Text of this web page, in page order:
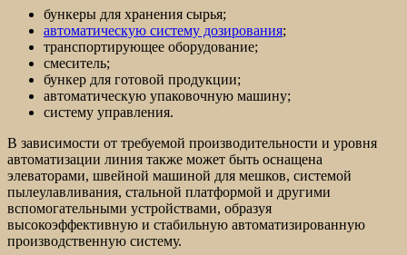
бункеры для хранения сырья;
автоматическую систему дозирования;
транспортирующее оборудование;
смеситель;
бункер для готовой продукции;
автоматическую упаковочную машину;
систему управления.
В зависимости от требуемой производительности и уровня
автоматизации линия также может быть оснащена
элеваторами, швейной машиной для мешков, системой
пылеулавливания, стальной платформой и другими
вспомогательными устройствами, образуя
высокоэффективную и стабильную автоматизированную
производственную систему.